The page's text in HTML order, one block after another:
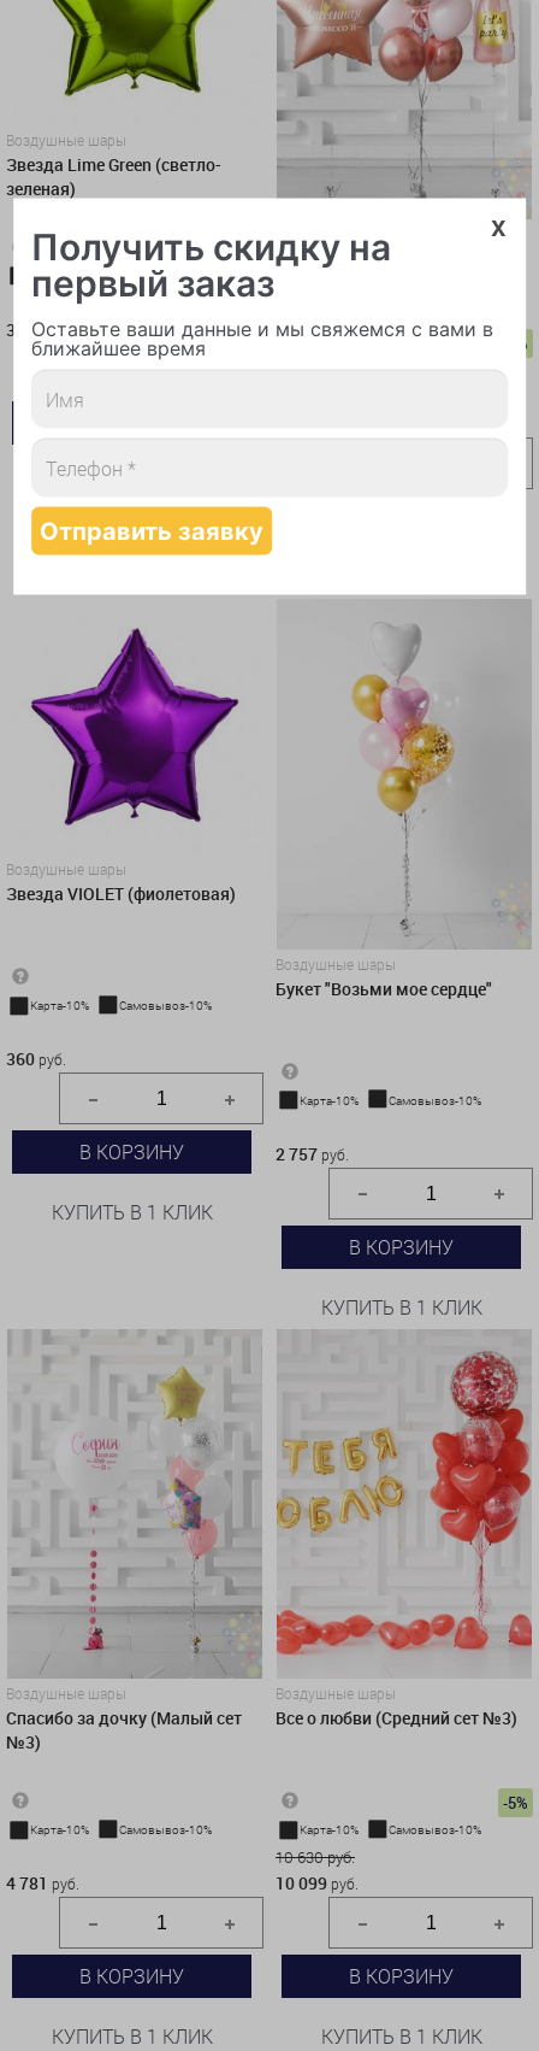
Воздушные шары
Звезда Lime Green (светло-
зеленая)
Карта-10% Самовывоз-10%
360 руб.
360руб.
КУПИТЬ В 1 КЛИК
Сет "Унесенная Prosecco'й" с
-3%
Карта-10% Самовывоз-10%
Воздушные шары
Звезда VIOLET (фиолетовая)
Карта-10% Самовывоз-10%
360 руб.
В КОРЗИНУ
КУПИТЬ В 1 КЛИК
Воздушные шары
Букет "Возьми мое сердце"
Карта-10% Самовывоз-10%
2 757 руб.
В КОРЗИНУ
КУПИТЬ В 1 КЛИК
Воздушные шары
Спасибо за дочку (Малый сет
№3)
Карта-10% Самовывоз-10%
4 781 руб.
В КОРЗИНУ
КУПИТЬ В 1 КЛИК
Воздушные шары
Все о любви (Средний сет №3)
-5%
Карта-10% Самовывоз-10%
10 630 руб.
10 099 руб.
В КОРЗИНУ
КУПИТЬ В 1 КЛИК
x
Получить скидку на
первый заказ
Оставьте ваши данные и мы свяжемся с вами в
ближайшее время